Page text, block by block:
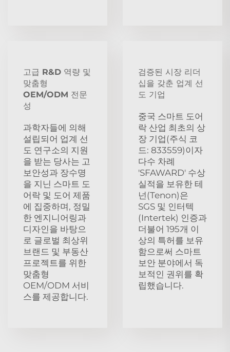
고급 R&D 역량 및
맞춤형
OEM/ODM 전문
성
과학자들에 의해
설립되어 업계 선
도 연구소의 지원
을 받는 당사는 고
보안성과 장수명
을 지닌 스마트 도
어락 및 도어 제품
에 집중하며, 정밀
한 엔지니어링과
디자인을 바탕으
로 글로벌 최상위
브랜드 및 부동산
프로젝트를 위한
맞춤형
OEM/ODM 서비
스를 제공합니다.
검증된 시장 리더
십을 갖춘 업계 선
도 기업
중국 스마트 도어
락 산업 최초의 상
장 기업(주식 코
드: 833559)이자
다수 차례
'SFAWARD' 수상
실적을 보유한 테
넌(Tenon)은
SGS 및 인터텍
(Intertek) 인증과
더불어 195개 이
상의 특허를 보유
함으로써 스마트
보안 분야에서 독
보적인 권위를 확
립했습니다.